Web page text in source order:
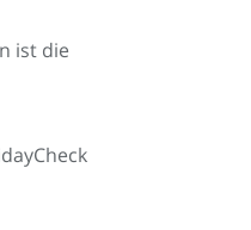
ist die